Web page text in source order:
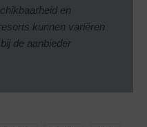
en
kunnen variëren
de aanbieder